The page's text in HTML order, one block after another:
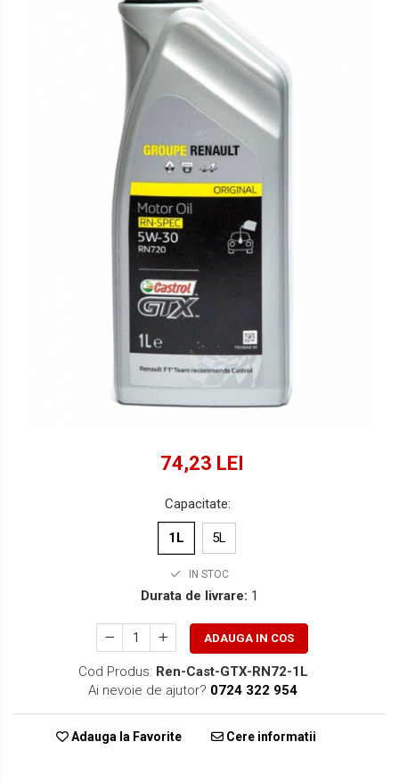
Lichide Suspensie Motociclete
Lichide Întreținere Autoturisme
Lichide Întreținere Camioane
Lichide Întreținere Motociclete
Lichide Întreținere Utilaje
74,23 LEI
Capacitate:
1L 5L
IN STOC
Durata de livrare: 1
ADAUGA IN COS
Cod Produs: Ren-Cast-GTX-RN72-1L
Ai nevoie de ajutor? 0724 322 954
Adauga la Favorite Cere informatii